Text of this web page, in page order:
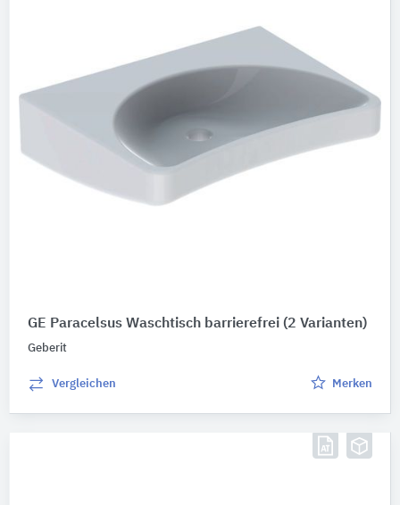
GE Paracelsus Waschtisch barrierefrei (2 Varianten)
Geberit
Vergleichen Merken